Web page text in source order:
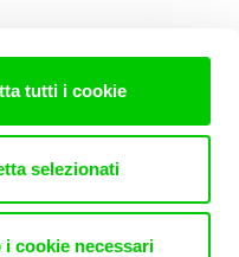
tutti i cookie
selezionati
i cookie necessari